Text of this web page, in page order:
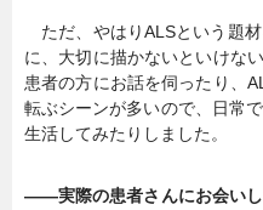
ただ、やはりALSという題
に、大切に描かないといけな
患者の方にお話を伺ったり、
転ぶシーンが多いので、日常
生活してみたりしました。
――実際の患者さんにお会いし